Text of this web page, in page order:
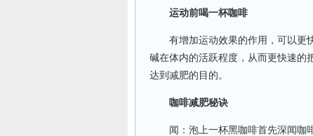
运动前喝一杯咖啡
有增加运动效果的作用，可以更快
碱在体内的活跃程度，从而更快速的
达到减肥的目的。
咖啡减肥秘诀
闻：泡上一杯黑咖啡首先深闻咖啡